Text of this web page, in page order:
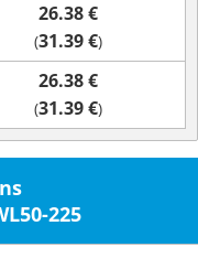
26.38 €
(31.39 €)
26.38 €
(31.39 €)
225